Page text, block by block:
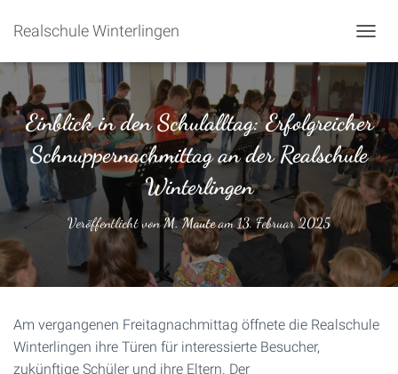
Realschule Winterlingen
Einblick in den Schulalltag: Erfolgreicher
Schnuppernachmittag an der Realschule
Winterlingen
Veröffentlicht vonM. Mauteam13. Februar 2025
Am vergangenen Freitagnachmittag öffnete die Realschule
Winterlingen ihre Türen für interessierte Besucher,
zukünftige Schüler und ihre Eltern. Der